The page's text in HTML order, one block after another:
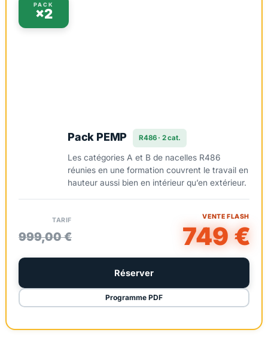
PACK
×2
Pack PEMP R486 · 2 cat.
Les catégories A et B de nacelles R486
réunies en une formation couvrent le travail en
hauteur aussi bien en intérieur qu’en extérieur.
TARIF
999,00 €
VENTE FLASH
749 €
Réserver
Programme PDF